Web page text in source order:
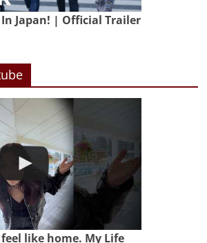
In Japan! | Official Trailer
like home. My Life